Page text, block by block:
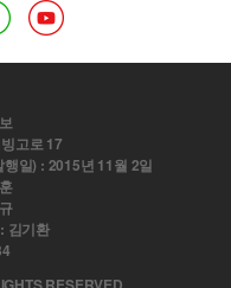
고로 17
일) : 2015년 11월 2일
김기환